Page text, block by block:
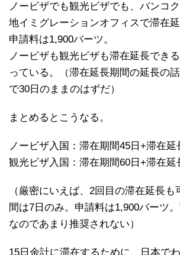
ノービザでも観光ビザでも、バンコ
地イミグレーションオフィスで滞在延
申請料は1,900バーツ。
ノービザも観光ビザも滞在延長でき
っている。（滞在延長期間の延長の
で30日のままのはずだ）
まとめるとこうなる。
ノービザ入国：滞在期間45日+滞在延
観光ビザ入国：滞在期間60日+滞在延
（厳密にいえば、2回目の滞在延長も
間は7日のみ。申請料は1,900バーツ
なのであまり推奨されない）
15日余計に滞在するために、日本で